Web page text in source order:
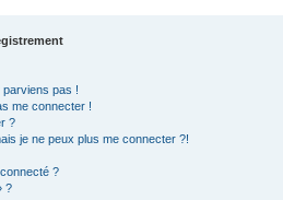
parviens pas !
me connecter !
?
je ne peux plus me connecter ?!
?
?